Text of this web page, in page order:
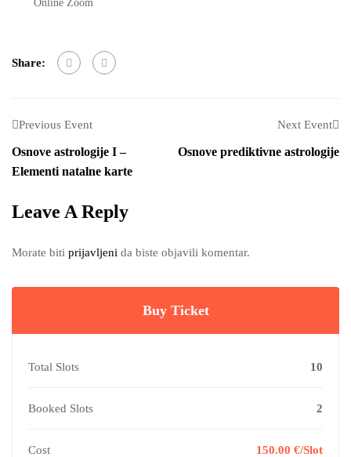
Online Zoom
Share:
Previous Event
Osnove astrologije I –
Elementi natalne karte
Next Event
Osnove prediktivne astrologije
Leave A Reply
Morate biti prijavljeni da biste objavili komentar.
Buy Ticket
Total Slots 10
Booked Slots 2
Cost 150.00 €/Slot